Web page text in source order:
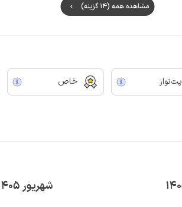
مشاهده همه (14 گزینه)
پت‌نواز خاص
شهریور 1405